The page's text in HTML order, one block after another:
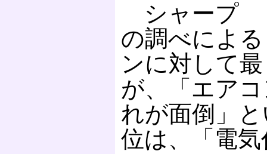
シャープ
の調べによ
ンに対して
が、「エア
れが面倒」
位は、「電